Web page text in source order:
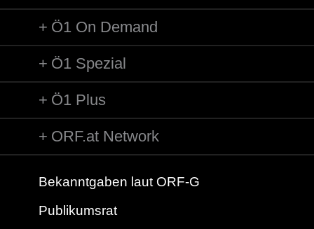
Ö1 On Demand
Ö1 Spezial
Ö1 Plus
ORF.at Network
Bekanntgaben laut ORF-G
Publikumsrat